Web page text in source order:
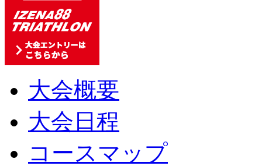
大会概要
大会日程
コースマップ